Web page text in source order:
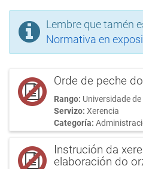
Lembre que tamén
Normativa en
Orde de peche
Rango: Universidade de
Servizo: Xerencia
Categoría:
Instrución da
elaboración do